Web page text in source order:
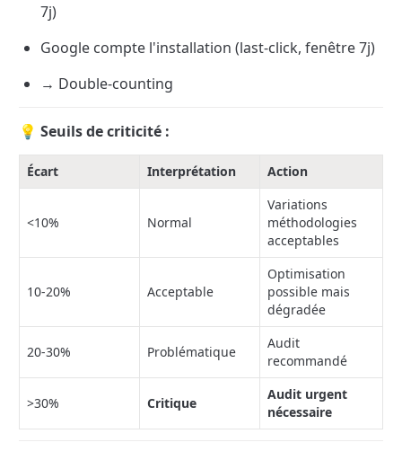
7j)
Google compte l'installation (last-click, fenêtre 7j)
→ Double-counting
💡 Seuils de criticité :
Écart Interprétation Action
<10% Normal
Variations
méthodologies
acceptables
10-20% Acceptable
Optimisation
possible mais
dégradée
20-30% Problématique
Audit
recommandé
>30% Critique
Audit urgent
nécessaire